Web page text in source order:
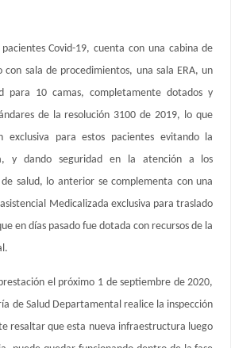
Covid-19, cuenta con una cabina de
sala de procedimientos, una sala ERA, un
para 10 camas, completamente dotados y
de la resolución 3100 de 2019, lo que
exclusiva para estos pacientes evitando la
y dando seguridad en la atención a los
salud, lo anterior se complementa con una
Medicalizada exclusiva para traslado
en días pasado fue dotada con recursos de la
el próximo 1 de septiembre de 2020,
de Salud Departamental realice la inspección
resaltar que esta nueva infraestructura luego